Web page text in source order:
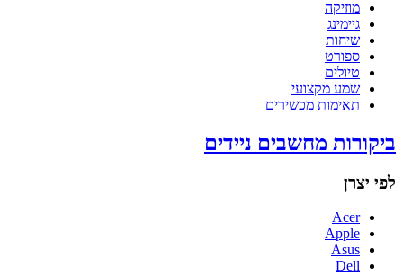
מוזיקה
גיימינג
שיחות
ספורט
טיולים
שמע מקצועי
תאימות מכשירים
ביקורות מחשבים ניידים
לפי יצרן
Acer
Apple
Asus
Dell